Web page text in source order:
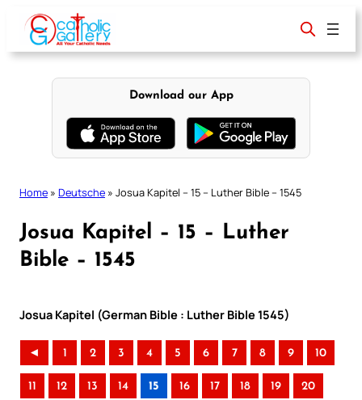
content
Download our App
Home » Deutsche » Josua Kapitel – 15 – Luther Bible – 1545
Josua Kapitel – 15 – Luther
Bible – 1545
Josua Kapitel (German Bible : Luther Bible 1545)
◄ 1 2 3 4 5 6 7 8 9 10
11 12 13 14 15 16 17 18 19 20